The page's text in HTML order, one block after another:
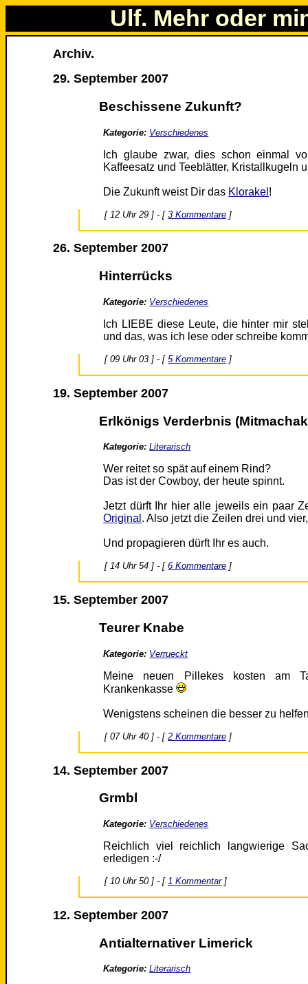
Ulf. Mehr oder
Archiv.
29. September 2007
Beschissene Zukunft?
Kategorie: Verschiedenes
Ich glaube zwar, dies schon einmal
Kaffeesatz und Teeblätter, Kristallkugeln
Die Zukunft weist Dir das Klorakel !
[ 12 Uhr 29 ] - [3 Kommentare ]
26. September 2007
Hinterrücks
Kategorie: Verschiedenes
Ich LIEBE diese Leute, die hinter mir
und das, was ich lese oder schreibe
[ 09 Uhr 03 ] - [5 Kommentare ]
19. September 2007
Erlkönigs Verderbnis
Kategorie: Literarisch
Wer reitet so spät auf einem Rind?
Das ist der Cowboy, der heute spinnt.
Jetzt dürft Ihr hier alle jeweils ein paar
Original . Also jetzt die Zeilen drei und
Und propagieren dürft Ihr es auch.
[ 14 Uhr 54 ] - [6 Kommentare ]
15. September 2007
Teurer Knabe
Kategorie: Verrueckt
Meine neuen Pillekes kosten am
Krankenkasse
Wenigstens scheinen die besser zu
[ 07 Uhr 40 ] - [2 Kommentare ]
14. September 2007
Grmbl
Kategorie: Verschiedenes
Reichlich viel reichlich langwierige
erledigen :-/
[ 10 Uhr 50 ] - [1 Kommentar]
12. September 2007
Antialternativer Limerick
Kategorie: Literarisch